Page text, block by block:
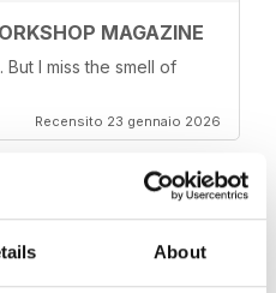
About
MAGAZINE
I miss the smell of
Recensito 23 gennaio 2026
MAGAZINE
and Engineer